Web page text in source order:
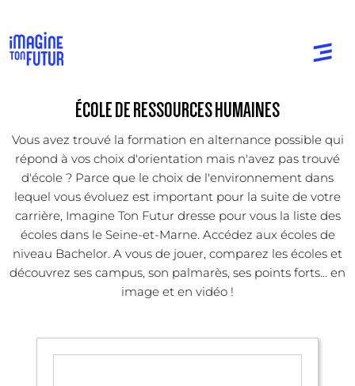
ÉCOLE DE RESSOURCES HUMAINES
Vous avez trouvé la formation en alternance possible qui
répond à vos choix d'orientation mais n'avez pas trouvé
d'école ? Parce que le choix de l'environnement dans
lequel vous évoluez est important pour la suite de votre
carrière, Imagine Ton Futur dresse pour vous la liste des
écoles dans le Seine-et-Marne. Accédez aux écoles de
niveau Bachelor. A vous de jouer, comparez les écoles et
découvrez ses campus, son palmarès, ses points forts... en
image et en vidéo !